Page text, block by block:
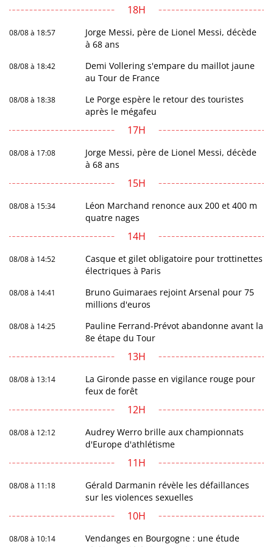
18H
08/08 à 18:57
Jorge Messi, père de Lionel Messi, décède
à 68 ans
08/08 à 18:42
Demi Vollering s'empare du maillot jaune
au Tour de France
08/08 à 18:38
Le Porge espère le retour des touristes
après le mégafeu
17H
08/08 à 17:08
Jorge Messi, père de Lionel Messi, décède
à 68 ans
15H
08/08 à 15:34
Léon Marchand renonce aux 200 et 400 m
quatre nages
14H
08/08 à 14:52
Casque et gilet obligatoire pour trottinettes
électriques à Paris
08/08 à 14:41
Bruno Guimaraes rejoint Arsenal pour 75
millions d'euros
08/08 à 14:25
Pauline Ferrand-Prévot abandonne avant la
8e étape du Tour
13H
08/08 à 13:14
La Gironde passe en vigilance rouge pour
feux de forêt
12H
08/08 à 12:12
Audrey Werro brille aux championnats
d'Europe d'athlétisme
11H
08/08 à 11:18
Gérald Darmanin révèle les défaillances
sur les violences sexuelles
10H
08/08 à 10:14
Vendanges en Bourgogne : une étude